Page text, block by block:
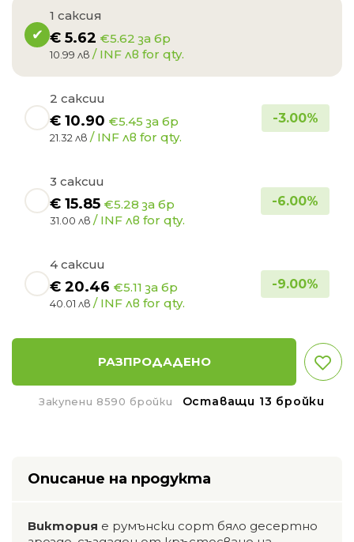
1 саксия
€ 5.62 €5.62 за бр
10.99 лв / INF лв for qty.
2 саксии
€ 10.90 €5.45 за бр
21.32 лв / INF лв for qty.
-3.00%
3 саксии
€ 15.85 €5.28 за бр
31.00 лв / INF лв for qty.
-6.00%
4 саксии
€ 20.46 €5.11 за бр
40.01 лв / INF лв for qty.
-9.00%
РАЗПРОДАДЕНО
Закупени 8590 бройки Оставащи 13 бройки
Описание на продукта
Виктория е румънски сорт бяло десертно